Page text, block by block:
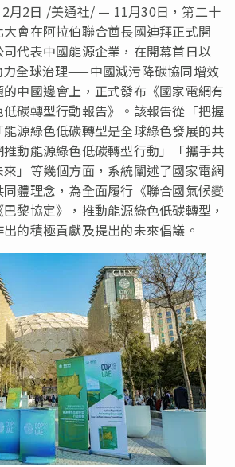
月2日 /美通社/ — 11月30日，第二十
會在阿拉伯聯合酋長國迪拜正式開
代表中國能源企業，在開幕首日以
力全球治理——中國減污降碳協同增效
中國邊會上，正式發布《國家電網有
碳轉型行動報告》。該報告從「把握
源綠色低碳轉型是全球綠色發展的共
動能源綠色低碳轉型行動」「攜手共
」等幾個方面，系統闡述了國家電網
體理念，為全面履行《聯合國氣候變
黎協定》，推動能源綠色低碳轉型，
的積極貢獻及提出的未來倡議。